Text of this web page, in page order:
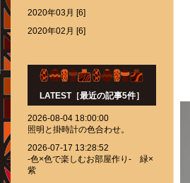
2020年03月 [6]
2020年02月 [6]
LATEST［最近の記事5件］
2026-08-04 18:00:00
照明と掛時計の色合わせ。
2026-07-17 13:28:52
-色×色で楽しむお部屋作り- 緑×
紫